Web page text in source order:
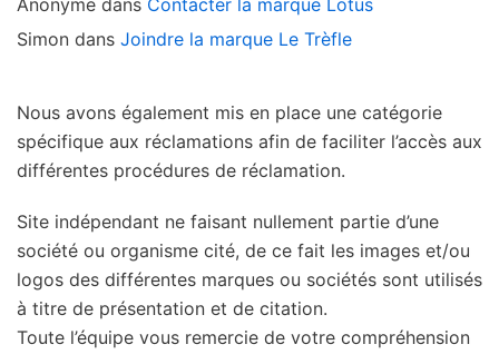
Simon dans Joindre la marque Le Trèfle
Nous avons également mis en place une catégorie
spécifique aux réclamations afin de faciliter l’accès aux
différentes procédures de réclamation.
Site indépendant ne faisant nullement partie d’une
société ou organisme cité, de ce fait les images et/ou
logos des différentes marques ou sociétés sont utilisés
à titre de présentation et de citation.
Toute l’équipe vous remercie de votre compréhension